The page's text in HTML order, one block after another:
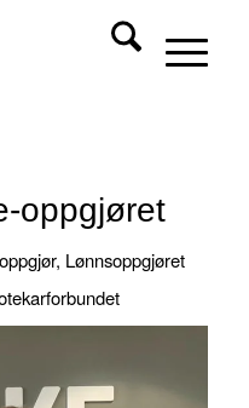
oppgjøret
, Lønnsoppgjøret